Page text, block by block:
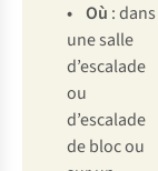
• Où : dans
une salle
d’escalade
ou
d’escalade
de bloc ou